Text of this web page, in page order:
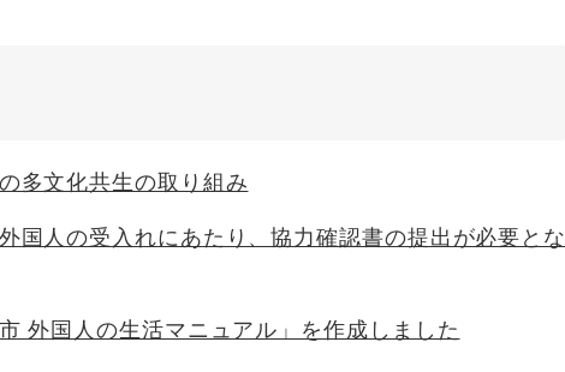
多文化共生の取り組み
国人の受入れにあたり、協力確認書の提出が必要とな
市 外国人の生活マニュアル」を作成しました